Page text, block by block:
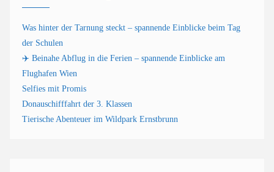
Was hinter der Tarnung steckt – spannende Einblicke beim Tag
der Schulen
✈️ Beinahe Abflug in die Ferien – spannende Einblicke am
Flughafen Wien
Selfies mit Promis
Donauschifffahrt der 3. Klassen
Tierische Abenteuer im Wildpark Ernstbrunn